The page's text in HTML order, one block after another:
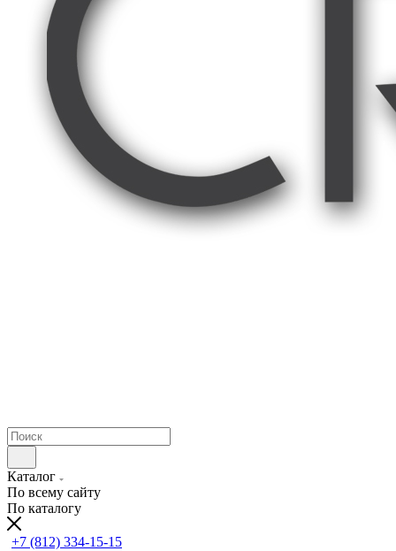
Каталог
По всему сайту
По каталогу
+7 (812) 334-15-15